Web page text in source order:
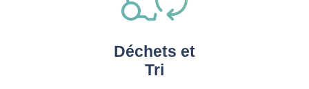
Déchets et
Tri